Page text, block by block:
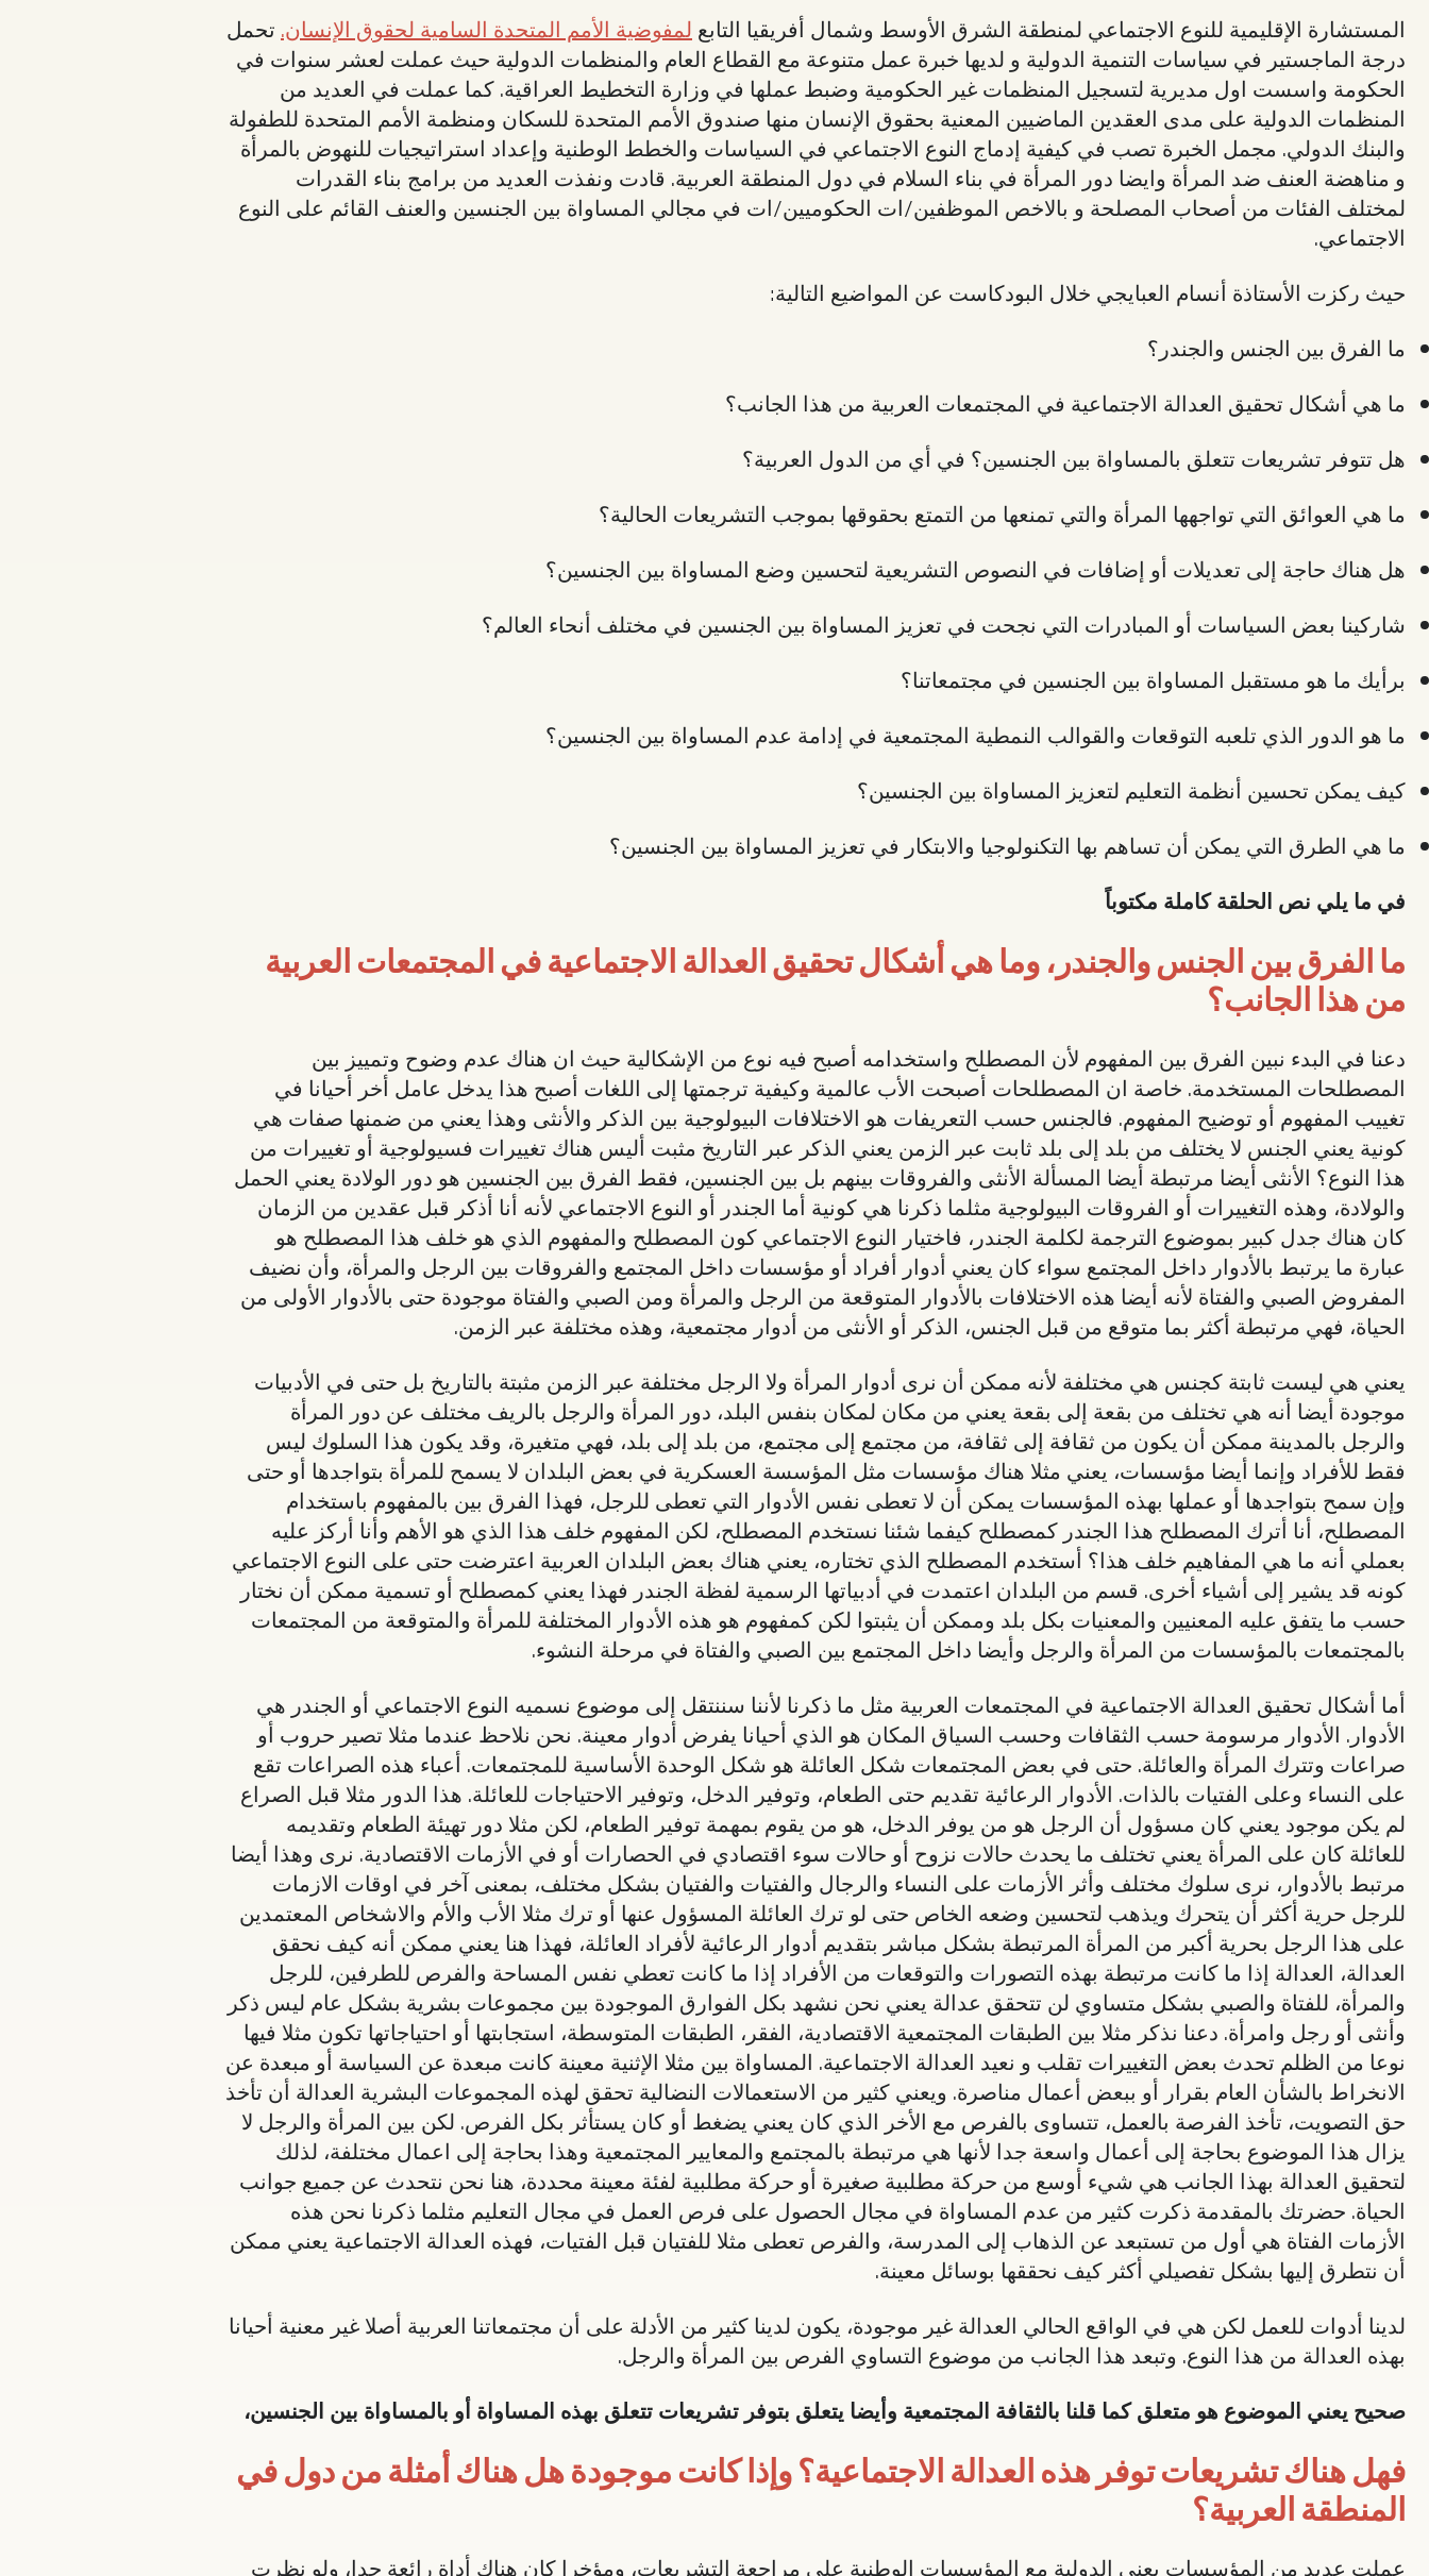
المستشارة الإقليمية للنوع الاجتماعي لمنطقة الشرق الأوسط وشمال أفريقيا التابع لمفوضية الأمم المتحدة السامية لحقوق الإنسان. تحمل
درجة الماجستير في سياسات التنمية الدولية و لديها خبرة عمل متنوعة مع القطاع العام والمنظمات الدولية حيث عملت لعشر سنوات في
الحكومة واسست اول مديرية لتسجيل المنظمات غير الحكومية وضبط عملها في وزارة التخطيط العراقية. كما عملت في العديد من
المنظمات الدولية على مدى العقدين الماضيين المعنية بحقوق الإنسان منها صندوق الأمم المتحدة للسكان ومنظمة الأمم المتحدة للطفولة
والبنك الدولي. مجمل الخبرة تصب في كيفية إدماج النوع الاجتماعي في السياسات والخطط الوطنية وإعداد استراتيجيات للنهوض بالمرأة
و مناهضة العنف ضد المرأة وايضا دور المرأة في بناء السلام في دول المنطقة العربية. قادت ونفذت العديد من برامج بناء القدرات
لمختلف الفئات من أصحاب المصلحة و بالاخص الموظفين/ات الحكوميين/ات في مجالي المساواة بين الجنسين والعنف القائم على النوع
الاجتماعي.
حيث ركزت الأستاذة أنسام العبايجي خلال البودكاست عن المواضيع التالية:
ما الفرق بين الجنس والجندر؟
ما هي أشكال تحقيق العدالة الاجتماعية في المجتمعات العربية من هذا الجانب؟
هل تتوفر تشريعات تتعلق بالمساواة بين الجنسين؟ في أي من الدول العربية؟
ما هي العوائق التي تواجهها المرأة والتي تمنعها من التمتع بحقوقها بموجب التشريعات الحالية؟
هل هناك حاجة إلى تعديلات أو إضافات في النصوص التشريعية لتحسين وضع المساواة بين الجنسين؟
شاركينا بعض السياسات أو المبادرات التي نجحت في تعزيز المساواة بين الجنسين في مختلف أنحاء العالم؟
برأيك ما هو مستقبل المساواة بين الجنسين في مجتمعاتنا؟
ما هو الدور الذي تلعبه التوقعات والقوالب النمطية المجتمعية في إدامة عدم المساواة بين الجنسين؟
كيف يمكن تحسين أنظمة التعليم لتعزيز المساواة بين الجنسين؟
ما هي الطرق التي يمكن أن تساهم بها التكنولوجيا والابتكار في تعزيز المساواة بين الجنسين؟
في ما يلي نص الحلقة كاملة مكتوباً
ما الفرق بين الجنس والجندر، وما هي أشكال تحقيق العدالة الاجتماعية في المجتمعات العربية
من هذا الجانب؟
دعنا في البدء نبين الفرق بين المفهوم لأن المصطلح واستخدامه أصبح فيه نوع من الإشكالية حيث ان هناك عدم وضوح وتمييز بين
المصطلحات المستخدمة. خاصة ان المصطلحات أصبحت الأب عالمية وكيفية ترجمتها إلى اللغات أصبح هذا يدخل عامل أخر أحيانا في
تغييب المفهوم أو توضيح المفهوم. فالجنس حسب التعريفات هو الاختلافات البيولوجية بين الذكر والأنثى وهذا يعني من ضمنها صفات هي
كونية يعني الجنس لا يختلف من بلد إلى بلد ثابت عبر الزمن يعني الذكر عبر التاريخ مثبت أليس هناك تغييرات فسيولوجية أو تغييرات من
هذا النوع؟ الأنثى أيضا مرتبطة أيضا المسألة الأنثى والفروقات بينهم بل بين الجنسين، فقط الفرق بين الجنسين هو دور الولادة يعني الحمل
والولادة، وهذه التغييرات أو الفروقات البيولوجية مثلما ذكرنا هي كونية أما الجندر أو النوع الاجتماعي لأنه أنا أذكر قبل عقدين من الزمان
كان هناك جدل كبير بموضوع الترجمة لكلمة الجندر، فاختيار النوع الاجتماعي كون المصطلح والمفهوم الذي هو خلف هذا المصطلح هو
عبارة ما يرتبط بالأدوار داخل المجتمع سواء كان يعني أدوار أفراد أو مؤسسات داخل المجتمع والفروقات بين الرجل والمرأة، وأن نضيف
المفروض الصبي والفتاة لأنه أيضا هذه الاختلافات بالأدوار المتوقعة من الرجل والمرأة ومن الصبي والفتاة موجودة حتى بالأدوار الأولى من
الحياة، فهي مرتبطة أكثر بما متوقع من قبل الجنس، الذكر أو الأنثى من أدوار مجتمعية، وهذه مختلفة عبر الزمن.
يعني هي ليست ثابتة كجنس هي مختلفة لأنه ممكن أن نرى أدوار المرأة ولا الرجل مختلفة عبر الزمن مثبتة بالتاريخ بل حتى في الأدبيات
موجودة أيضا أنه هي تختلف من بقعة إلى بقعة يعني من مكان لمكان بنفس البلد، دور المرأة والرجل بالريف مختلف عن دور المرأة
والرجل بالمدينة ممكن أن يكون من ثقافة إلى ثقافة، من مجتمع إلى مجتمع، من بلد إلى بلد، فهي متغيرة، وقد يكون هذا السلوك ليس
فقط للأفراد وإنما أيضا مؤسسات، يعني مثلا هناك مؤسسات مثل المؤسسة العسكرية في بعض البلدان لا يسمح للمرأة بتواجدها أو حتى
وإن سمح بتواجدها أو عملها بهذه المؤسسات يمكن أن لا تعطى نفس الأدوار التي تعطى للرجل، فهذا الفرق بين بالمفهوم باستخدام
المصطلح، أنا أترك المصطلح هذا الجندر كمصطلح كيفما شئنا نستخدم المصطلح، لكن المفهوم خلف هذا الذي هو الأهم وأنا أركز عليه
بعملي أنه ما هي المفاهيم خلف هذا؟ أستخدم المصطلح الذي تختاره، يعني هناك بعض البلدان العربية اعترضت حتى على النوع الاجتماعي
كونه قد يشير إلى أشياء أخرى. قسم من البلدان اعتمدت في أدبياتها الرسمية لفظة الجندر فهذا يعني كمصطلح أو تسمية ممكن أن نختار
حسب ما يتفق عليه المعنيين والمعنيات بكل بلد وممكن أن يثبتوا لكن كمفهوم هو هذه الأدوار المختلفة للمرأة والمتوقعة من المجتمعات
بالمجتمعات بالمؤسسات من المرأة والرجل وأيضا داخل المجتمع بين الصبي والفتاة في مرحلة النشوء.
أما أشكال تحقيق العدالة الاجتماعية في المجتمعات العربية مثل ما ذكرنا لأننا سننتقل إلى موضوع نسميه النوع الاجتماعي أو الجندر هي
الأدوار. الأدوار مرسومة حسب الثقافات وحسب السياق المكان هو الذي أحيانا يفرض أدوار معينة. نحن نلاحظ عندما مثلا تصير حروب أو
صراعات وتترك المرأة والعائلة. حتى في بعض المجتمعات شكل العائلة هو شكل الوحدة الأساسية للمجتمعات. أعباء هذه الصراعات تقع
على النساء وعلى الفتيات بالذات. الأدوار الرعائية تقديم حتى الطعام، وتوفير الدخل، وتوفير الاحتياجات للعائلة. هذا الدور مثلا قبل الصراع
لم يكن موجود يعني كان مسؤول أن الرجل هو من يوفر الدخل، هو من يقوم بمهمة توفير الطعام، لكن مثلا دور تهيئة الطعام وتقديمه
للعائلة كان على المرأة يعني تختلف ما يحدث حالات نزوح أو حالات سوء اقتصادي في الحصارات أو في الأزمات الاقتصادية. نرى وهذا أيضا
مرتبط بالأدوار، نرى سلوك مختلف وأثر الأزمات على النساء والرجال والفتيات والفتيان بشكل مختلف، بمعنى آخر في اوقات الازمات
للرجل حرية أكثر أن يتحرك ويذهب لتحسين وضعه الخاص حتى لو ترك العائلة المسؤول عنها أو ترك مثلا الأب والأم والاشخاص المعتمدين
على هذا الرجل بحرية أكبر من المرأة المرتبطة بشكل مباشر بتقديم أدوار الرعائية لأفراد العائلة، فهذا هنا يعني ممكن أنه كيف نحقق
العدالة، العدالة إذا ما كانت مرتبطة بهذه التصورات والتوقعات من الأفراد إذا ما كانت تعطي نفس المساحة والفرص للطرفين، للرجل
والمرأة، للفتاة والصبي بشكل متساوي لن تتحقق عدالة يعني نحن نشهد بكل الفوارق الموجودة بين مجموعات بشرية بشكل عام ليس ذكر
وأنثى أو رجل وامرأة. دعنا نذكر مثلا بين الطبقات المجتمعية الاقتصادية، الفقر، الطبقات المتوسطة، استجابتها أو احتياجاتها تكون مثلا فيها
نوعا من الظلم تحدث بعض التغييرات تقلب و نعيد العدالة الاجتماعية. المساواة بين مثلا الإثنية معينة كانت مبعدة عن السياسة أو مبعدة عن
الانخراط بالشأن العام بقرار أو ببعض أعمال مناصرة. ويعني كثير من الاستعمالات النضالية تحقق لهذه المجموعات البشرية العدالة أن تأخذ
حق التصويت، تأخذ الفرصة بالعمل، تتساوى بالفرص مع الأخر الذي كان يعني يضغط أو كان يستأثر بكل الفرص. لكن بين المرأة والرجل لا
يزال هذا الموضوع بحاجة إلى أعمال واسعة جدا لأنها هي مرتبطة بالمجتمع والمعايير المجتمعية وهذا بحاجة إلى اعمال مختلفة، لذلك
لتحقيق العدالة بهذا الجانب هي شيء أوسع من حركة مطلبية صغيرة أو حركة مطلبية لفئة معينة محددة، هنا نحن نتحدث عن جميع جوانب
الحياة. حضرتك بالمقدمة ذكرت كثير من عدم المساواة في مجال الحصول على فرص العمل في مجال التعليم مثلما ذكرنا نحن هذه
الأزمات الفتاة هي أول من تستبعد عن الذهاب إلى المدرسة، والفرص تعطى مثلا للفتيان قبل الفتيات، فهذه العدالة الاجتماعية يعني ممكن
أن نتطرق إليها بشكل تفصيلي أكثر كيف نحققها بوسائل معينة.
لدينا أدوات للعمل لكن هي في الواقع الحالي العدالة غير موجودة، يكون لدينا كثير من الأدلة على أن مجتمعاتنا العربية أصلا غير معنية أحيانا
بهذه العدالة من هذا النوع. وتبعد هذا الجانب من موضوع التساوي الفرص بين المرأة والرجل.
صحيح يعني الموضوع هو متعلق كما قلنا بالثقافة المجتمعية وأيضا يتعلق بتوفر تشريعات تتعلق بهذه المساواة أو بالمساواة بين الجنسين،
فهل هناك تشريعات توفر هذه العدالة الاجتماعية؟ وإذا كانت موجودة هل هناك أمثلة من دول في
المنطقة العربية؟
عملت عديد من المؤسسات يعني الدولية مع المؤسسات الوطنية على مراجعة التشريعات، ومؤخرا كان هناك أداة رائعة جدا، ولو نظرت